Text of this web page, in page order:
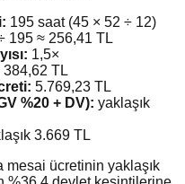
195 saat (45 × 52 ÷ 12)
195 ≈ 256,41 TL
1,5×
384,62 TL
5.769,23 TL
%20 + DV): yaklaşık
3.669 TL
mesai ücretinin yaklaşık